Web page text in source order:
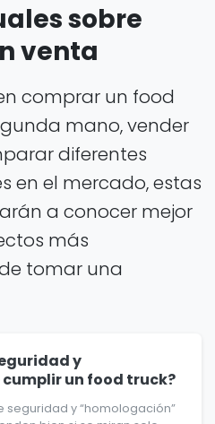
sobre
venta
comprar un food
mano, vender
diferentes
en el mercado, estas
a conocer mejor
más
tomar una
y
un food truck?
seguridad y “homologación”